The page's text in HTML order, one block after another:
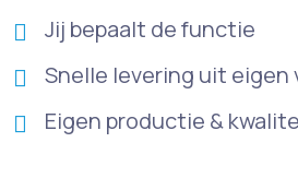
Jij bepaalt de functie
Snelle levering uit eigen
Eigen productie &